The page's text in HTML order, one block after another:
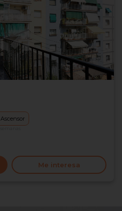
Ascensor
Me interesa